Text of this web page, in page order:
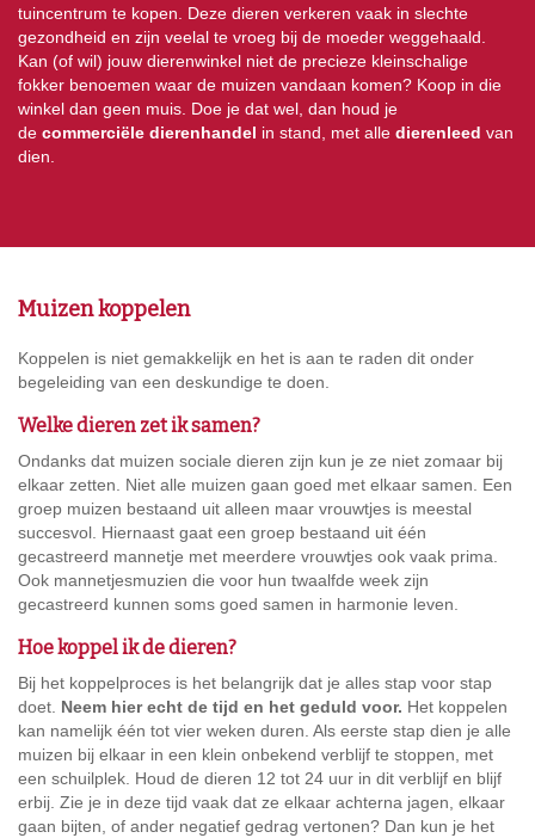
tuincentrum te kopen. Deze dieren verkeren vaak in slechte
gezondheid en zijn veelal te vroeg bij de moeder weggehaald.
Kan (of wil) jouw dierenwinkel niet de precieze kleinschalige
fokker benoemen waar de muizen vandaan komen? Koop in die
winkel dan geen muis. Doe je dat wel, dan houd je
de commerciële dierenhandel in stand, met alle dierenleed van
dien.
Muizen koppelen
Koppelen is niet gemakkelijk en het is aan te raden dit onder
begeleiding van een deskundige te doen.
Welke dieren zet ik samen?
Ondanks dat muizen sociale dieren zijn kun je ze niet zomaar bij
elkaar zetten. Niet alle muizen gaan goed met elkaar samen. Een
groep muizen bestaand uit alleen maar vrouwtjes is meestal
succesvol. Hiernaast gaat een groep bestaand uit één
gecastreerd mannetje met meerdere vrouwtjes ook vaak prima.
Ook mannetjesmuzien die voor hun twaalfde week zijn
gecastreerd kunnen soms goed samen in harmonie leven.
Hoe koppel ik de dieren?
Bij het koppelproces is het belangrijk dat je alles stap voor stap
doet. Neem hier echt de tijd en het geduld voor. Het koppelen
kan namelijk één tot vier weken duren. Als eerste stap dien je alle
muizen bij elkaar in een klein onbekend verblijf te stoppen, met
een schuilplek. Houd de dieren 12 tot 24 uur in dit verblijf en blijf
erbij. Zie je in deze tijd vaak dat ze elkaar achterna jagen, elkaar
gaan bijten, of ander negatief gedrag vertonen? Dan kun je het